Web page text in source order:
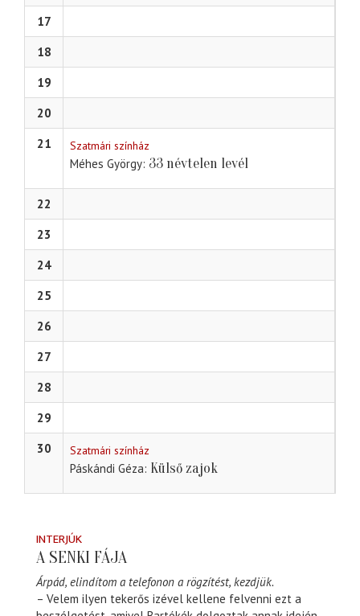
17
18
19
20
21
Szatmári színház
Méhes György 33 névtelen levél
22
23
24
25
26
27
28
29
30
Szatmári színház
Páskándi Géza Külső zajok
INTERJÚK
A SENKI FÁJA
Árpád, elindítom a telefonon a rögzítést, kezdjük.
– Velem ilyen tekerős izével kellene felvenni ezt a